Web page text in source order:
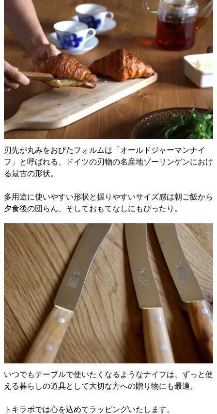
刃先が丸みをおびたフォルムは「オールドジャーマンナイ
フ」と呼ばれる、ドイツの刃物の名産地ゾーリンゲンにおけ
る最古の形状。
多用途に使いやすい形状と握りやすいサイズ感は朝ご飯から
夕食後の団らん、そしておもてなしにもぴったり。
いつでもテーブルで使いたくなるようなナイフは、ずっと使
える暮らしの道具として大切な方への贈り物にも最適。
トキラボでは心を込めてラッピングいたします。